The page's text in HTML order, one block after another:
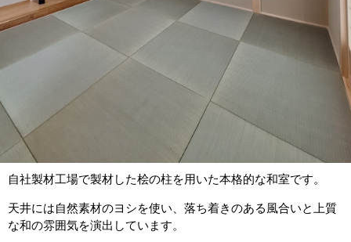
自社製材工場で製材した桧の柱を用いた本格的な和室です。
天井には自然素材のヨシを使い、落ち着きのある風合いと上質
な和の雰囲気を演出しています。